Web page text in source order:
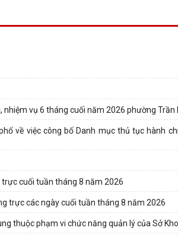
vụ 6 tháng cuối năm 2026 phường Trần
về việc công bố Danh mục thủ tục hành
trực cuối tuần tháng 8 năm 2026
trực các ngày cuối tuần tháng 8 năm 2026
thuộc phạm vi chức năng quản lý của Sở